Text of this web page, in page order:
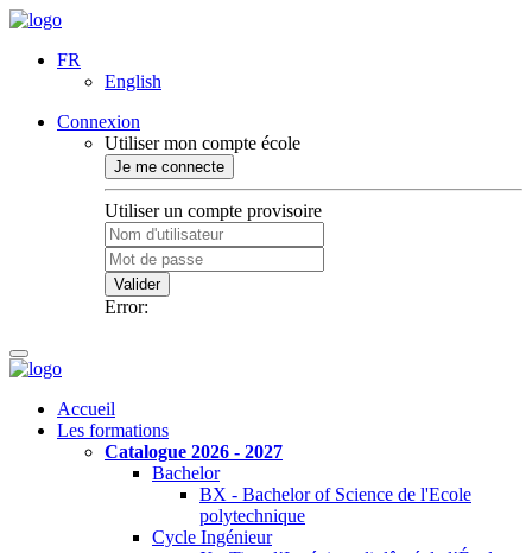
FR
English
Connexion
Utiliser mon compte école
Je me connecte
Utiliser un compte provisoire
Valider
Error:
Accueil
Les formations
Catalogue 2026 - 2027
Bachelor
BX - Bachelor of Science de l'Ecole
polytechnique
Cycle Ingénieur